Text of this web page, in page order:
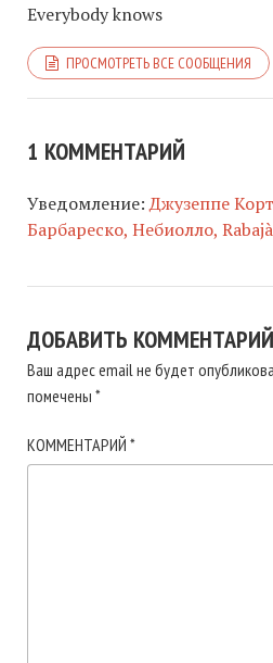
Everybody knows
ПРОСМОТРЕТЬ ВСЕ СООБЩЕНИЯ
1 КОММЕНТАРИЙ
Уведомление:Джузеппе
Барбареско, Небиолло, Rabajà
ДОБАВИТЬ КОММЕНТАРИЙ
Ваш адрес email не будет
помечены *
КОММЕНТАРИЙ *